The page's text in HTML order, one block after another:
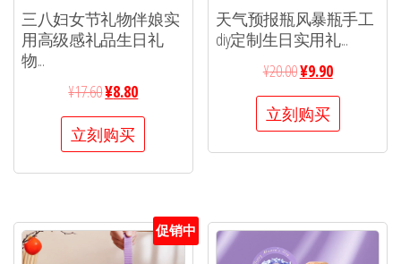
三八妇女节礼物伴娘实
用高级感礼品生日礼
物...
¥17.60¥8.80
立刻购买
天气预报瓶风暴瓶手工
diy定制生日实用礼...
¥20.00¥9.90
立刻购买
促销中